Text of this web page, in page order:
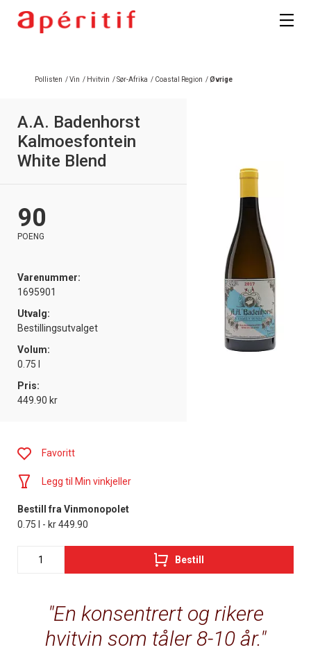
Pollisten /Vin / Hvitvin /Sør-Afrika / Coastal Region /Øvrige
A.A. Badenhorst
Kalmoesfontein
White Blend
90
POENG
Varenummer:
1695901
Utvalg:
Bestillingsutvalget
Volum:
0.75 l
Pris:
449.90 kr
En konsentrert og rikere
hvitvin som tåler 8-10 år.
Favoritt
Legg til Min vinkjeller
Bestill fra Vinmonopolet
0.75 l - kr 449.90
Bestill